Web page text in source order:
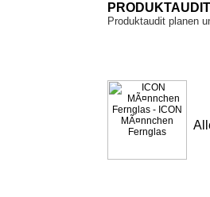
PRODUKTAUDIT
Produktaudit planen